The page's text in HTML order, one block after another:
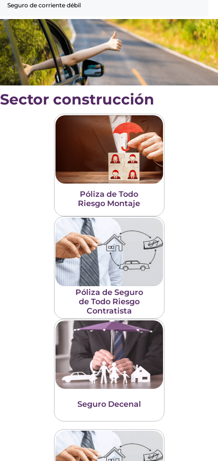
Seguro de corriente débil
Sector construcción
Póliza de Todo
Riesgo Montaje
Póliza de Seguro
de Todo Riesgo
Contratista
Seguro Decenal